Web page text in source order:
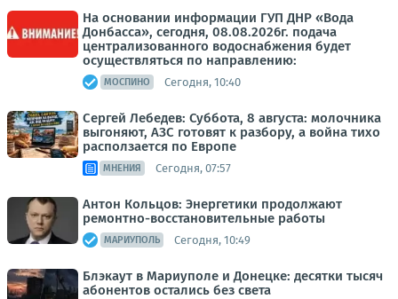
На основании информации ГУП ДНР «Вода
Донбасса», сегодня, 08.08.2026г. подача
централизованного водоснабжения будет
осуществляться по направлению:
МОСПИНО Сегодня, 10:40
Сергей Лебедев: Суббота, 8 августа: молочника
выгоняют, АЗС готовят к разбору, а война тихо
расползается по Европе
МНЕНИЯ Сегодня, 07:57
Антон Кольцов: Энергетики продолжают
ремонтно-восстановительные работы
МАРИУПОЛЬ Сегодня, 10:49
Блэкаут в Мариуполе и Донецке: десятки тысяч
абонентов остались без света